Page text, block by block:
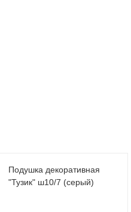
Подушка декоративная
"Тузик" ш10/7 (серый)